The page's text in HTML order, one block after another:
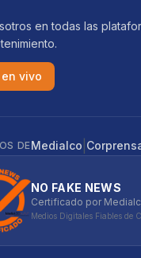
en todas las
en vivo
DEMedialco
NO FAKE NEWS
Certificado por
Medios Digitales Fiables de